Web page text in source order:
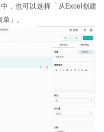
，也可以选择「从Excel创建
」。